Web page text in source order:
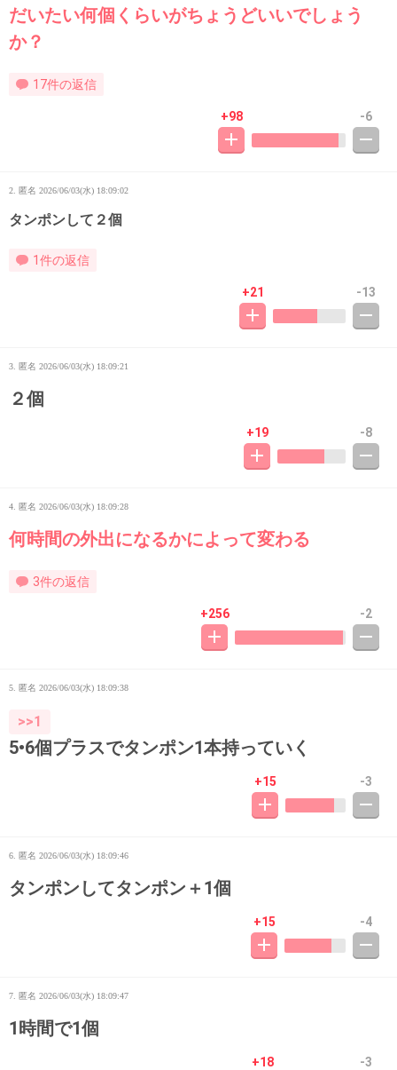
だいたい何個くらいがちょうどいいでしょう
か？
17件の返信
+98 -6
2. 匿名 2026/06/03(水) 18:09:02
タンポンして２個
1件の返信
+21 -13
3. 匿名 2026/06/03(水) 18:09:21
２個
+19 -8
4. 匿名 2026/06/03(水) 18:09:28
何時間の外出になるかによって変わる
3件の返信
+256 -2
5. 匿名 2026/06/03(水) 18:09:38
>>1
5•6個プラスでタンポン1本持っていく
+15 -3
6. 匿名 2026/06/03(水) 18:09:46
タンポンしてタンポン＋1個
+15 -4
7. 匿名 2026/06/03(水) 18:09:47
1時間で1個
+18 -3